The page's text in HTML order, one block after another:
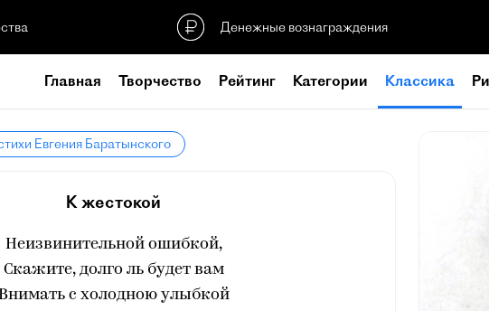
Денежные вознаграждения
Главная Творчество Рейтинг Категории Классика
Евгения Баратынского
К жестокой
Неизвинительной ошибкой,
Скажите, долго ль будет вам
с холодною улыбкой